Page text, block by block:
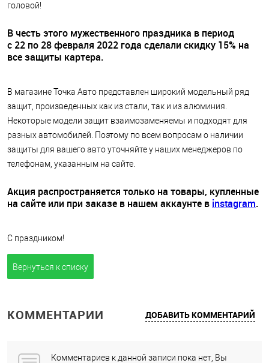
головой!
В честь этого мужественного праздника в период
с 22 по 28 февраля 2022 года сделали скидку 15% на
все защиты картера.
В магазине Точка Авто представлен широкий модельный ряд
защит, произведенных как из стали, так и из алюминия.
Некоторые модели защит взаимозаменяемы и подходят для
разных автомобилей. Поэтому по всем вопросам о наличии
защиты для вашего авто уточняйте у наших менеджеров по
телефонам, указанным на сайте.
Акция распространяется только на товары, купленные
на сайте или при заказе в нашем аккаунте в instagram.
С праздником!
Вернуться к списку
КОММЕНТАРИИ ДОБАВИТЬ КОММЕНТАРИЙ
Комментариев к данной записи пока нет, Вы